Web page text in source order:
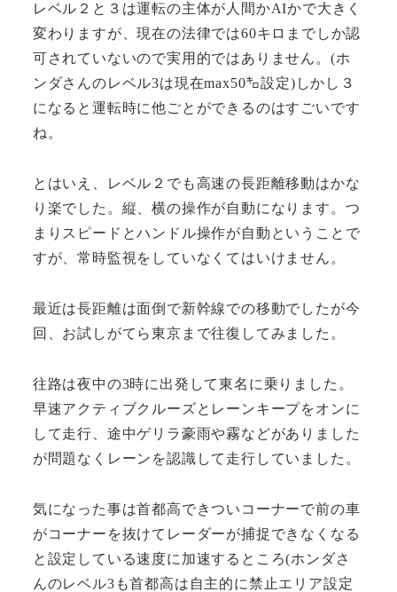
レベル２と３は運転の主体が人間かAIかで大きく
変わりますが、現在の法律では60キロまでしか認
可されていないので実用的ではありません。(ホ
ンダさんのレベル3は現在max50㌔設定)しかし３
になると運転時に他ごとができるのはすごいです
ね。
とはいえ、レベル２でも高速の長距離移動はかな
り楽でした。縦、横の操作が自動になります。つ
まりスピードとハンドル操作が自動ということで
すが、常時監視をしていなくてはいけません。
最近は長距離は面倒で新幹線での移動でしたが今
回、お試しがてら東京まで往復してみました。
往路は夜中の3時に出発して東名に乗りました。
早速アクティブクルーズとレーンキープをオンに
して走行、途中ゲリラ豪雨や霧などがありました
が問題なくレーンを認識して走行していました。
気になった事は首都高できついコーナーで前の車
がコーナーを抜けてレーダーが捕捉できなくなる
と設定している速度に加速するところ(ホンダさ
んのレベル3も首都高は自主的に禁止エリア設定